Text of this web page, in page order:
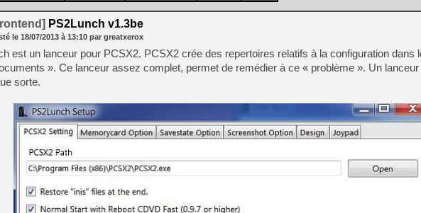
[Mo5] DOOM arrive en
[GK] Bethesda fête les 30
[GK] Roblox : l'action en
[GK] Agenda - GeForce
[GK] Devolver Digital en a
[LS] [PS5] ps5-y2jb-
[GK] Pourquoi Marvel
[GK] Test : Restory : Chill
[GK] GTA 6 : Rockstar
[GK] Hot Wheels Infinite
[GK] Mémoire cash -
[GK] Résultats Nintendo :
PS2Lunch v1.3be
le 18/07/2013 à 13:10 par greatxerox
est un lanceur pour PCSX2. PCSX2 crée des repertoires relatifs à la configuration dans
». Ce lanceur assez complet, permet de remédier à ce « problème ». Un lanceur
sorte.